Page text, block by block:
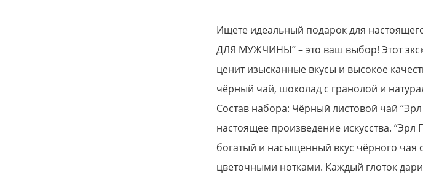
Ищете идеальный подарок для
ДЛЯ МУЖЧИНЫ” – это ваш выбор! Этот
ценит изысканные вкусы и высокое
чёрный чай, шоколад с гранолой и
Состав набора: Чёрный листовой чай
настоящее произведение искусства. “Эрл
богатый и насыщенный вкус чёрного чая
цветочными нотками. Каждый глоток